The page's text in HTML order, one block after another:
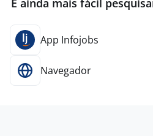
É ainda mais fácil
App Infojobs
Navegador